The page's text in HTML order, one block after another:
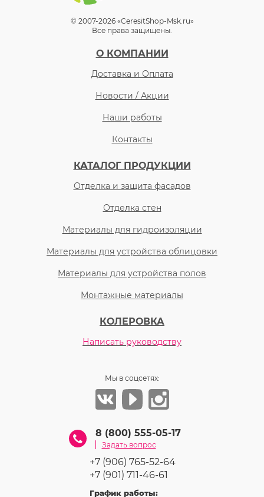
© 2007-2026 «CeresitShop-Msk.ru»
Все права защищены.
О КОМПАНИИ
Доставка и Оплата
Новости / Акции
Наши работы
Контакты
КАТАЛОГ ПРОДУКЦИИ
Отделка и защита фасадов
Отделка стен
Материалы для гидроизоляции
Материалы для устройства облицовки
Материалы для устройства полов
Монтажные материалы
КОЛЕРОВКА
Написать руководству
Мы в соцсетях:
8 (800) 555-05-17
Задать вопрос
+7 (906) 765-52-64
+7 (901) 711-46-61
График работы: